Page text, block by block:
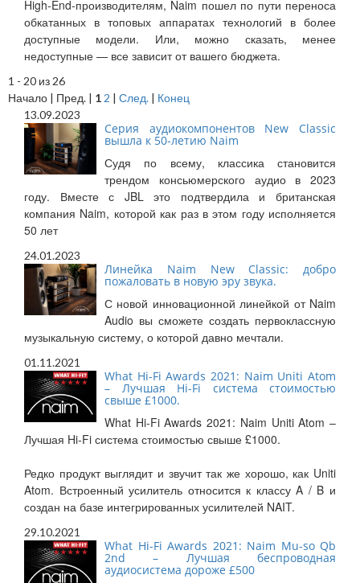
High-End-производителям, Naim пошел по пути переноса
обкатанных в топовых аппаратах технологий в более
доступные модели. Или, можно сказать, менее
недоступные — все зависит от вашего бюджета.
1 - 20 из 26
Начало | Пред. | 1 2 | След. | Конец
13.09.2023
Cерия аудиокомпонентов New Classic
вышла к 50-летию Naim
Судя по всему, классика становится
трендом консьюмерского аудио в 2023
году. Вместе с JBL это подтвердила и британская
компания Naim, которой как раз в этом году исполняется
50 лет
24.01.2023
Линейка Naim New Classic: добро
пожаловать в новую эру звука.
С новой инновационной линейкой от Naim
Audio вы сможете создать первоклассную
музыкальную систему, о которой давно мечтали.
01.11.2021
What Hi-Fi Awards 2021: Naim Uniti Atom
– Лучшая Hi-Fi система стоимостью
свыше £1000.
What Hi-Fi Awards 2021: Naim Uniti Atom –
Лучшая Hi-Fi система стоимостью свыше £1000.
Редко продукт выглядит и звучит так же хорошо, как Uniti
Atom. Встроенный усилитель относится к классу A / B и
создан на базе интегрированных усилителей NAIT.
29.10.2021
What Hi-Fi Awards 2021: Naim Mu-so Qb
2nd – Лучшая беспроводная
аудиосистема дороже £500